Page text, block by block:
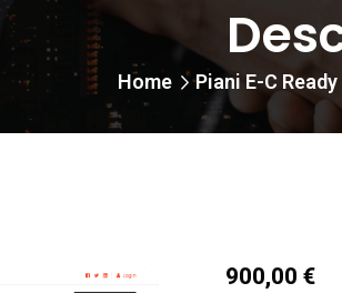
Home Piani E-C Ready
900,00 €